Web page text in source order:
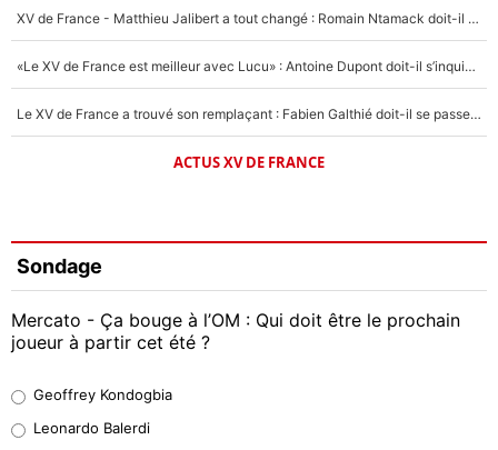
XV de France - Matthieu Jalibert a tout changé : Romain Ntamack doit-il s’inquiéter pour sa place à un an de la Coupe du monde ?
«Le XV de France est meilleur avec Lucu» : Antoine Dupont doit-il s’inquiéter pour sa place ?
Le XV de France a trouvé son remplaçant : Fabien Galthié doit-il se passer d'Antoine Dupont ?
ACTUS XV DE FRANCE
Sondage
Mercato - Ça bouge à l’OM : Qui doit être le prochain
joueur à partir cet été ?
38%
Geoffrey Kondogbia
Leonardo Balerdi